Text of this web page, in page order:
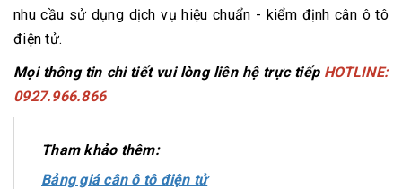
nhu cầu sử dụng dịch vụ hiệu chuẩn - kiểm định cân ô tô
điện tử.
Mọi thông tin chi tiết vui lòng liên hệ trực tiếp HOTLINE:
0927.966.866
Tham khảo thêm:
Bảng giá cân ô tô điện tử